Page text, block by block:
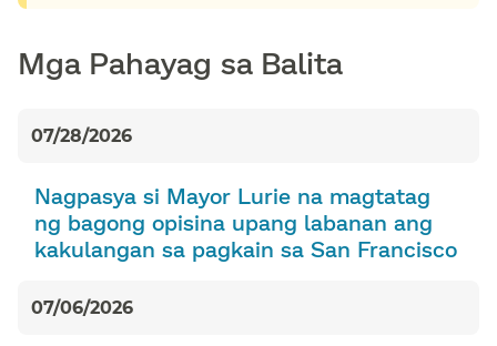
Mga Pahayag sa Balita​​
07/28/2026​​
Nagpasya si Mayor Lurie na magtatag
ng bagong opisina upang labanan ang
kakulangan sa pagkain sa San Francisco​​
07/06/2026​​